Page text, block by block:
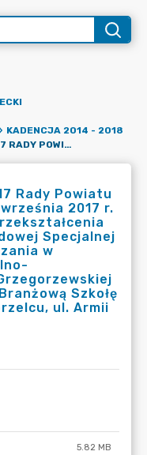
KADENCJA 2014 - 2018
UCHWAŁA NR XXXIX 245 2017 RADY POWIATU ZGORZELECKIEGO Z DNIA 29 WRZEŚNIA 2017 R. W SPRAWIE STWIERDZENIA PRZEKSZTAŁCENIA ZASADNICZEJ SZKOŁY ZAWODOWEJ SPECJALNEJ O TRZYLETNIM OKRESIE NAUCZANIA W SPECJALNYM OŚRODKU SZKOLNO-WYCHOWAWCZYM IM. MARII GRZEGORZEWSKIEJ W ZGORZELCU W TRZYLETNIĄ BRANŻOWĄ SZKOŁĘ SPECJALNĄ I STOPNIA W ZGORZELCU, UL. ARMII KRAJOWEJ 10D.
Rady Powiatu
2017 r.
Specjalnej
w
Szkołę
ul. Armii
5.82 MB